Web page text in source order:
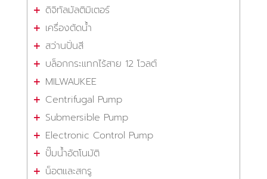
ดิจิทัลมัลติมิเตอร์
เครื่องตัดน้ำ
สว่านปั่นสี
บล็อกกระแทกไร้สาย 12 โวลต์
MILWAUKEE
Centrifugal Pump
Submersible Pump
Electronic Control Pump
ปั๊มน้ำอัตโนมัติ
น็อตและสกรู